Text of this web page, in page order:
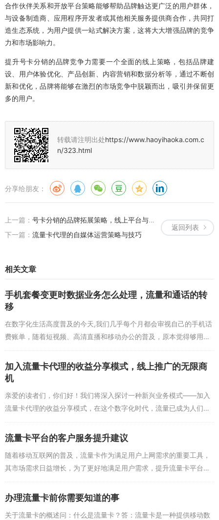
合作伙伴关系和开放平台策略能够帮助品牌触达更广泛的用户群体，
与设备制造商、应用程序开发者或其他相关服务提供商合作，共同打
造生态系统，为用户提供一站式解决方案，这将大大增强品牌的竞争
力和市场影响力。
提升号卡分销的品牌竞争力需要一个全面的线上策略，包括品牌建
设、用户体验优化、产品创新、内容营销和数据分析等，通过不断创
新和优化，品牌将能够在激烈的市场竞争中脱颖而出，吸引并保留更
多的用户。
转载请注明出处https://www.haoyihaoka.com.c
n/323.html
分享给朋友：
返回列表
上一篇： 号卡分销的品牌拓展策略，线上平台与内容营销的结合
下一篇： 流量卡代理的自媒体运营策略与技巧
相关文章
手机套餐变更时数据业务怎么处理，流量和通话的转
移
在数字化生活高度普及的今天,我们几乎每个月都会审视自己的手机话
费账单，随着短视频、高清直播和移动办公的普及，原本觉得够用的
通话时长和流量额度，突然变得捉襟见肘；或者相反，原本办理的昂
贵套餐由于使用率不...
加入流量卡代理的收益分享模式，线上推广的无限商
机
亲爱的读者们，你们好！我们将深入探讨一种新兴业务模式——加入
流量卡代理的收益分享模式，在这个数字化时代，流量已成为人们生
活中不可或缺的一部分，而流量卡作为提供流量服务的载体，其市场
需求日益旺盛，我将解...
流量卡平台的客户服务提升建议
随着移动互联网的普及，流量卡作为满足用户上网需求的重要工具，
其市场需求日益增长，为了更好地满足用户需求，提升流量卡平台的
竞争力，客户服务的质量成为关键因素之一，本文将针对流量卡平台
在客户服务方面的几个...
办理流量卡前你需要知道的事
关于流量卡的概述问：什么是流量卡？答：流量卡是一种提供移动数